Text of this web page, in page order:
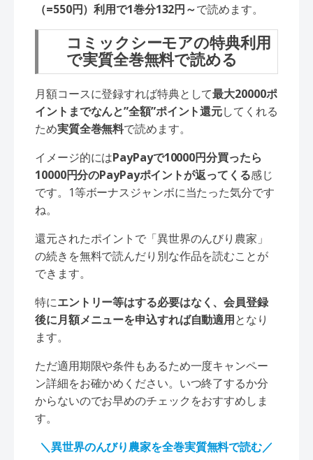
（=550円）利用で1巻分132円～で読めます。
コミックシーモアの特典利用
で実質全巻無料で読める
月額コースに登録すれば特典として最大20000ポ
イントまでなんと”全額”ポイント還元してくれる
ため実質全巻無料で読めます。
イメージ的にはPayPayで10000円分買ったら
10000円分のPayPayポイントが返ってくる感じ
です。1等ボーナスジャンボに当たった気分です
ね。
還元されたポイントで「異世界のんびり農家」
の続きを無料で読んだり別な作品を読むことが
できます。
特にエントリー等はする必要はなく、会員登録
後に月額メニューを申込すれば自動適用となり
ます。
ただ適用期限や条件もあるため一度キャンペー
ン詳細をお確かめください。いつ終了するか分
からないのでお早めのチェックをおすすめしま
す。
＼異世界のんびり農家を全巻実質無料で読む／